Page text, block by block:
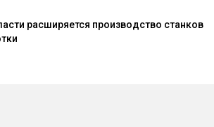
расширяется производство станков